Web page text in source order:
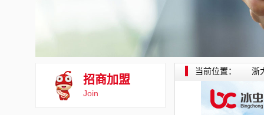
招商加盟
Join
当前位置： 浙